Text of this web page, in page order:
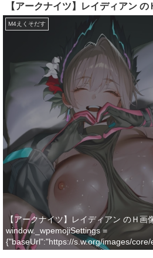
【アークナイツ】レイディアン の
M4えくそだす
【アークナイツ】レイディアン のＨ画
window._wpemojiSettings =
{"baseUrl":"https://s.w.org/images/
svgUrl":"https://s.w.org/images/core/